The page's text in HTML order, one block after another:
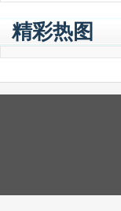
精彩热图